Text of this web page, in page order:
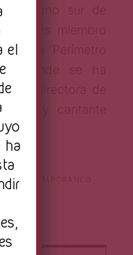
del cono sur de
es miembro
‘’Perímetro
donde se ha
y directora de
y cantante
CONTEMPORÁNEO
el
ha